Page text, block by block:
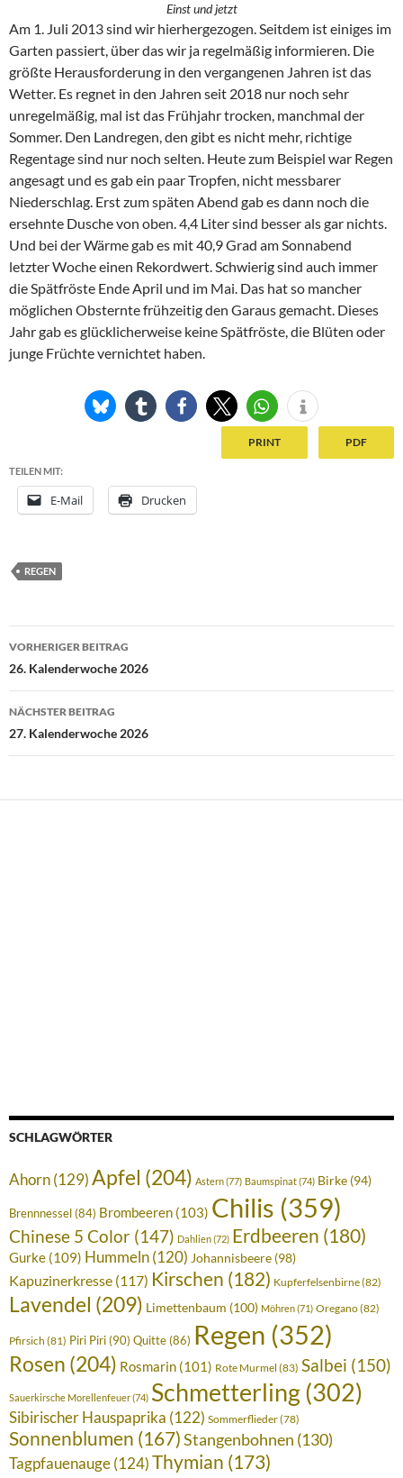
Einst und jetzt
Am 1. Juli 2013 sind wir hierhergezogen. Seitdem ist einiges im
Garten passiert, über das wir ja regelmäßig informieren. Die
größte Herausforderung in den vergangenen Jahren ist das
Wetter. Es regnet in den Jahren seit 2018 nur noch sehr
unregelmäßig, mal ist das Frühjahr trocken, manchmal der
Sommer. Den Landregen, den gibt es nicht mehr, richtige
Regentage sind nur noch selten. Heute zum Beispiel war Regen
angesagt und es gab ein paar Tropfen, nicht messbarer
Niederschlag. Erst zum späten Abend gab es dann noch die
ersehnte Dusche von oben. 4,4 Liter sind besser als gar nichts.
Und bei der Wärme gab es mit 40,9 Grad am Sonnabend
letzter Woche einen Rekordwert. Schwierig sind auch immer
die Spätfröste Ende April und im Mai. Das hat so mancher
möglichen Obsternte frühzeitig den Garaus gemacht. Dieses
Jahr gab es glücklicherweise keine Spätfröste, die Blüten oder
junge Früchte vernichtet haben.
PRINT PDF
TEILEN MIT:
E-Mail Drucken
REGEN
Beitragsnavigation
VORHERIGER BEITRAG
26. Kalenderwoche 2026
NÄCHSTER BEITRAG
27. Kalenderwoche 2026
SCHLAGWÖRTER
Ahorn(129)Apfel (204) Astern(77) Baumspinat(74) Birke (94)
Brennnessel (84) Brombeeren (103) Chilis (359)
Chinese 5 Color (147) Dahlien(72) Erdbeeren (180)
Gurke (109) Hummeln (120) Johannisbeere (98)
Kapuzinerkresse (117) Kirschen (182) Kupferfelsenbirne(82)
Lavendel (209) Limettenbaum (100) Möhren(71) Oregano(82)
Pfirsich (81) Piri Piri(90) Quitte(86) Regen (352)
Rosen (204) Rosmarin (101) Rote Murmel (83) Salbei (150)
Sauerkirsche Morellenfeuer(74) Schmetterling(302)
Sibirischer Hauspaprika (122) Sommerflieder(78)
Sonnenblumen (167)Stangenbohnen (130)
Tagpfauenauge(124)Thymian (173)